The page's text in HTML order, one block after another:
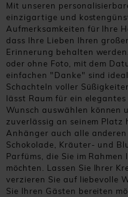
Mit unseren
einzigartige und
Aufmerksamkeiten für Ihre
dass Ihre Lieben Ihren
Erinnerung behalten
oder ohne Foto, mit dem
einfachen "Danke" sind
Schachteln voller
lässt Raum für ein
Wunsch auswählen können
zuverlässig an seinem Platz
Anhänger auch alle
Schokolade, Kräuter- und
Parfüms, die Sie im
möchten. Lassen Sie Ihrer
verzieren Sie auf liebevolle
Sie Ihren Gästen bereiten